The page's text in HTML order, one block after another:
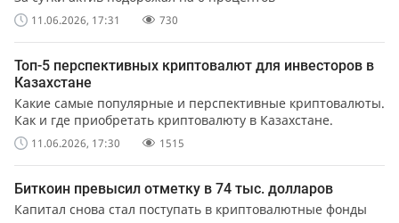
11.06.2026, 17:31 730
Топ-5 перспективных криптовалют для инвесторов в
Казахстане
Какие самые популярные и перспективные криптовалюты.
Как и где приобретать криптовалюту в Казахстане.
11.06.2026, 17:30 1515
Биткоин превысил отметку в 74 тыс. долларов
Капитал снова стал поступать в криптовалютные фонды